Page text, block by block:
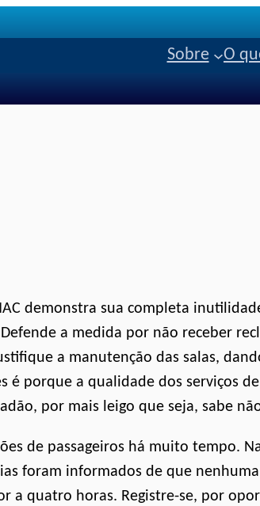
Sobre O
demonstra sua completa
a medida por não receber
a manutenção das salas,
é porque a qualidade dos serviços
por mais leigo que seja, sabe
de passageiros há muito tempo.
foram informados de que
a quatro horas. Registre-se, por